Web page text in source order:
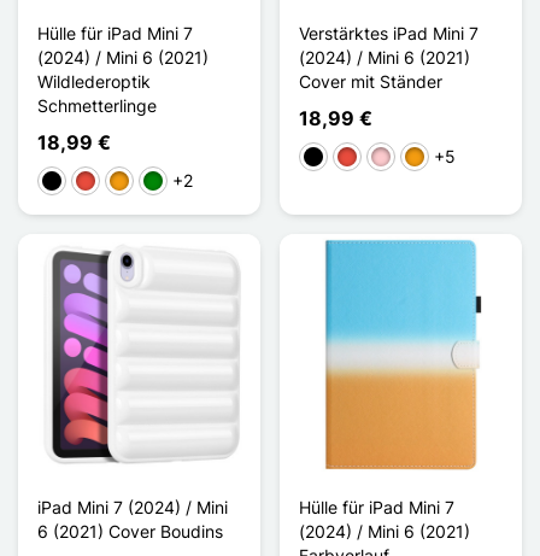
Hülle für iPad Mini 7
(2024) / Mini 6 (2021)
Wildlederoptik
Schmetterlinge
18,99 €
Schwarz
Rot Orange
Grün+2
Verstärktes iPad Mini 7
(2024) / Mini 6 (2021)
Cover mit Ständer
18,99 €
Schwarz
Rot PinkOrange
+5
iPad Mini 7 (2024) / Mini
6 (2021) Cover Boudins
Hülle für iPad Mini 7
(2024) / Mini 6 (2021)